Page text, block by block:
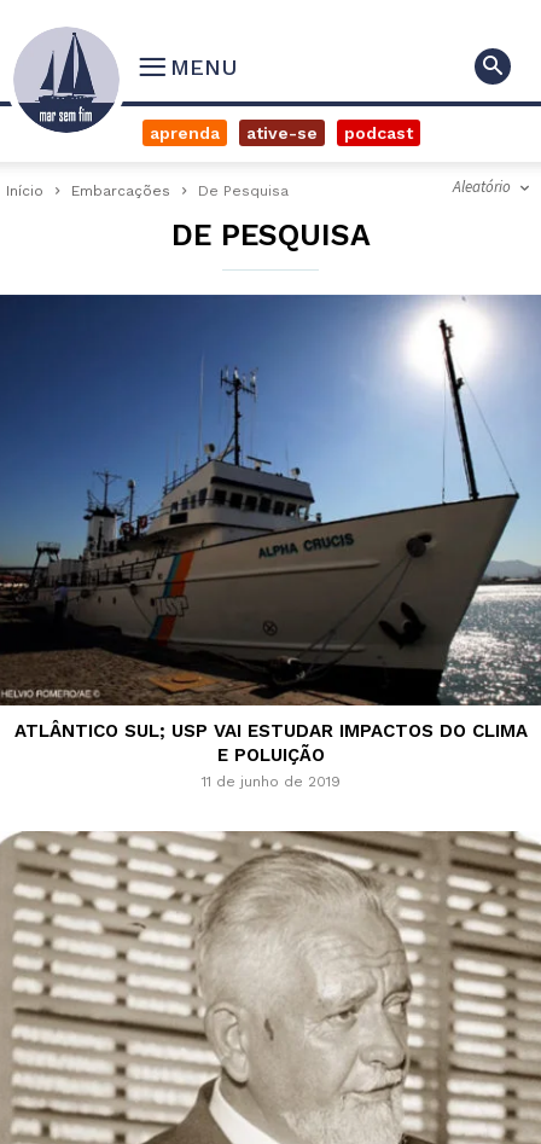
MENU
aprenda ative-se podcast
Início Embarcações De Pesquisa Aleatório
DE PESQUISA
ATLÂNTICO SUL; USP VAI ESTUDAR IMPACTOS DO CLIMA
E POLUIÇÃO
11 de junho de 2019